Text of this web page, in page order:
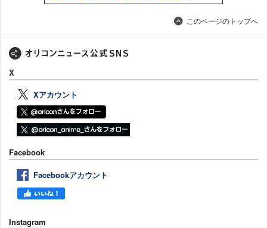
このページのトップへ
X
Xアカウント
Facebook
Facebookアカウント
Instagram